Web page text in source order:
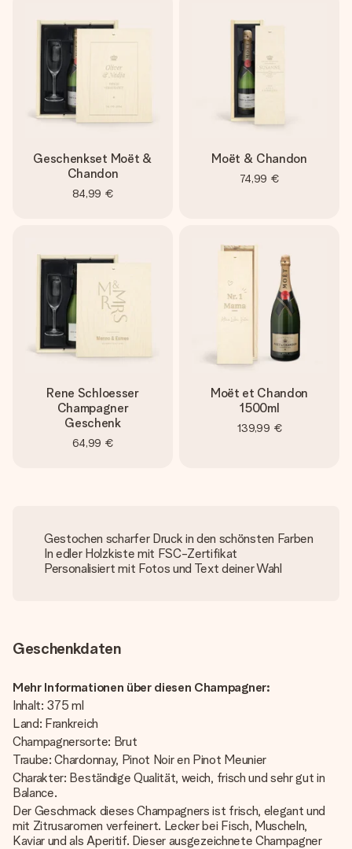
Geschenkset Moët &
Chandon
84,99 €
Moët & Chandon
74,99 €
Rene Schloesser
Champagner
Geschenk
64,99 €
Moët et Chandon
1500ml
139,99 €
Gestochen scharfer Druck in den schönsten Farben
In edler Holzkiste mit FSC-Zertifikat
Personalisiert mit Fotos und Text deiner Wahl
Geschenkdaten
Mehr Informationen über diesen Champagner:
Inhalt: 375 ml
Land: Frankreich
Champagnersorte: Brut
Traube: Chardonnay, Pinot Noir en Pinot Meunier
Charakter: Beständige Qualität, weich, frisch und sehr gut in
Balance.
Der Geschmack dieses Champagners ist frisch, elegant und
mit Zitrusaromen verfeinert. Lecker bei Fisch, Muscheln,
Kaviar und als Aperitif. Dieser ausgezeichnete Champagner